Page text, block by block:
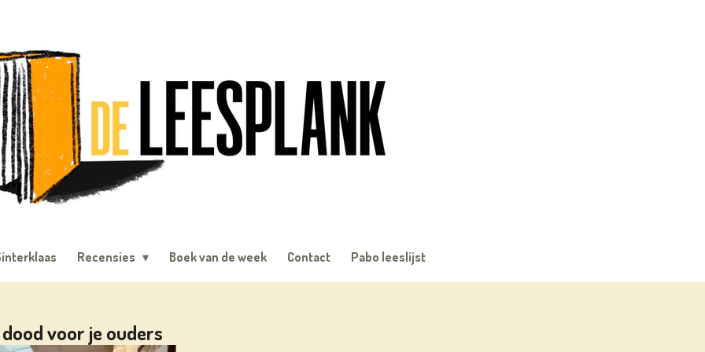
Recensies Boek van de week Contact Pabo leeslijst
voor je ouders